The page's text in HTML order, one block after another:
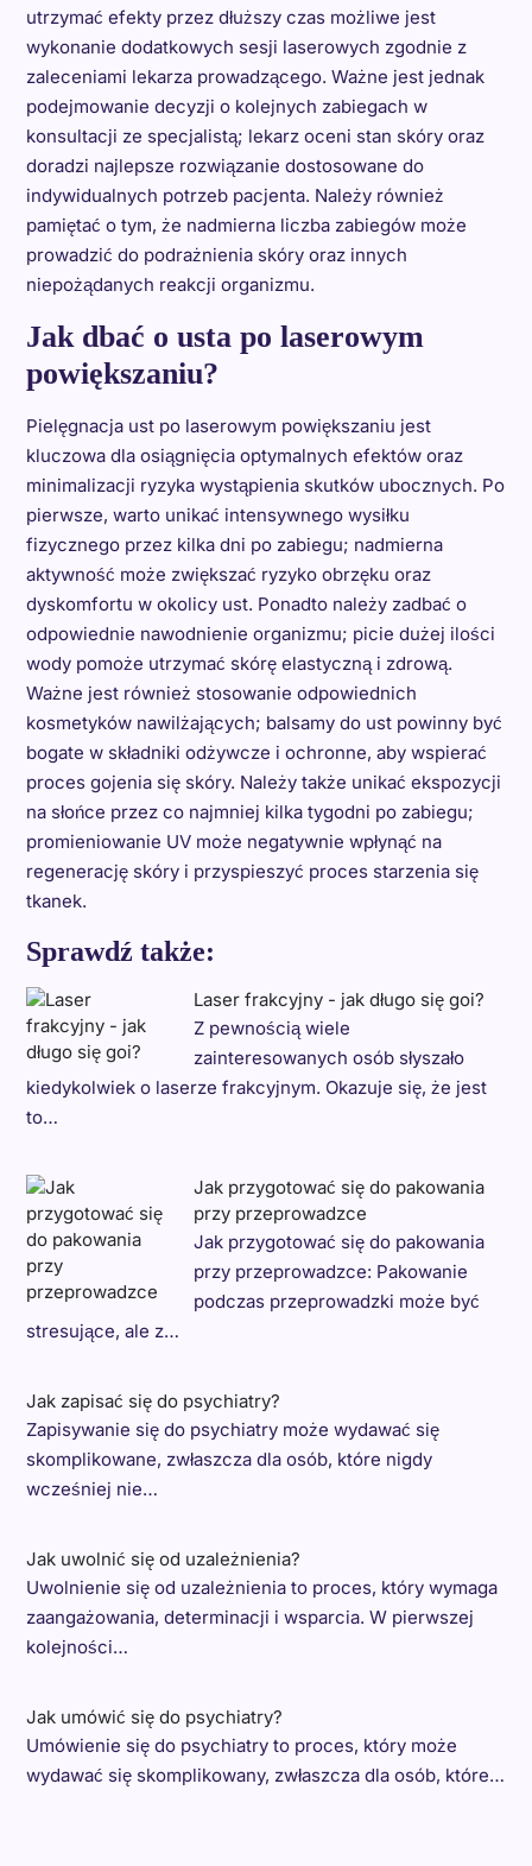
utrzymać efekty przez dłuższy czas możliwe jest
wykonanie dodatkowych sesji laserowych zgodnie z
zaleceniami lekarza prowadzącego. Ważne jest jednak
podejmowanie decyzji o kolejnych zabiegach w
konsultacji ze specjalistą; lekarz oceni stan skóry oraz
doradzi najlepsze rozwiązanie dostosowane do
indywidualnych potrzeb pacjenta. Należy również
pamiętać o tym, że nadmierna liczba zabiegów może
prowadzić do podrażnienia skóry oraz innych
niepożądanych reakcji organizmu.
Jak dbać o usta po laserowym
powiększaniu?
Pielęgnacja ust po laserowym powiększaniu jest
kluczowa dla osiągnięcia optymalnych efektów oraz
minimalizacji ryzyka wystąpienia skutków ubocznych. Po
pierwsze, warto unikać intensywnego wysiłku
fizycznego przez kilka dni po zabiegu; nadmierna
aktywność może zwiększać ryzyko obrzęku oraz
dyskomfortu w okolicy ust. Ponadto należy zadbać o
odpowiednie nawodnienie organizmu; picie dużej ilości
wody pomoże utrzymać skórę elastyczną i zdrową.
Ważne jest również stosowanie odpowiednich
kosmetyków nawilżających; balsamy do ust powinny być
bogate w składniki odżywcze i ochronne, aby wspierać
proces gojenia się skóry. Należy także unikać ekspozycji
na słońce przez co najmniej kilka tygodni po zabiegu;
promieniowanie UV może negatywnie wpłynąć na
regenerację skóry i przyspieszyć proces starzenia się
tkanek.
Sprawdź także:
Laser frakcyjny - jak długo się goi?
Z pewnością wiele
zainteresowanych osób słyszało
kiedykolwiek o laserze frakcyjnym. Okazuje się, że jest
to…
Jak przygotować się do pakowania
przy przeprowadzce
Jak przygotować się do pakowania
przy przeprowadzce: Pakowanie
podczas przeprowadzki może być
stresujące, ale z…
Jak zapisać się do psychiatry?
Zapisywanie się do psychiatry może wydawać się
skomplikowane, zwłaszcza dla osób, które nigdy
wcześniej nie…
Jak uwolnić się od uzależnienia?
Uwolnienie się od uzależnienia to proces, który wymaga
zaangażowania, determinacji i wsparcia. W pierwszej
kolejności…
Jak umówić się do psychiatry?
Umówienie się do psychiatry to proces, który może
wydawać się skomplikowany, zwłaszcza dla osób, które…